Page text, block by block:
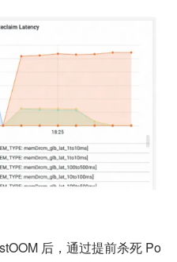
后，通过提前杀死 Po